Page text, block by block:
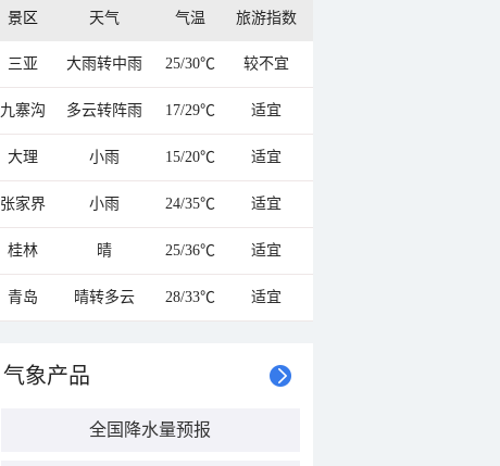
景区 天气 气温 旅游指数
三亚 大雨转中雨 25/30℃ 较不宜
九寨沟 多云转阵雨 17/29℃ 适宜
大理 小雨 15/20℃ 适宜
张家界 小雨 24/35℃ 适宜
桂林 晴 25/36℃ 适宜
青岛 晴转多云 28/33℃ 适宜
气象产品
全国降水量预报